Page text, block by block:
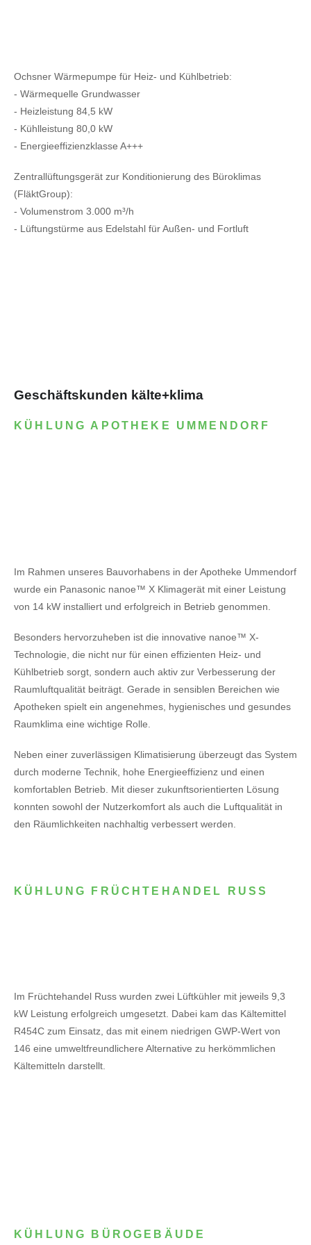
Ochsner Wärmepumpe für Heiz- und Kühlbetrieb:
- Wärmequelle Grundwasser
- Heizleistung 84,5 kW
- Kühlleistung 80,0 kW
- Energieeffizienzklasse A+++
Zentrallüftungsgerät zur Konditionierung des Büroklimas
(FläktGroup):
- Volumenstrom 3.000 m³/h
- Lüftungstürme aus Edelstahl für Außen- und Fortluft
Geschäftskunden kälte+klima
KÜHLUNG APOTHEKE UMMENDORF
Im Rahmen unseres Bauvorhabens in der Apotheke Ummendorf
wurde ein Panasonic nanoe™ X Klimagerät mit einer Leistung
von 14 kW installiert und erfolgreich in Betrieb genommen.
Besonders hervorzuheben ist die innovative nanoe™ X-
Technologie, die nicht nur für einen effizienten Heiz- und
Kühlbetrieb sorgt, sondern auch aktiv zur Verbesserung der
Raumluftqualität beiträgt. Gerade in sensiblen Bereichen wie
Apotheken spielt ein angenehmes, hygienisches und gesundes
Raumklima eine wichtige Rolle.
Neben einer zuverlässigen Klimatisierung überzeugt das System
durch moderne Technik, hohe Energieeffizienz und einen
komfortablen Betrieb. Mit dieser zukunftsorientierten Lösung
konnten sowohl der Nutzerkomfort als auch die Luftqualität in
den Räumlichkeiten nachhaltig verbessert werden.
KÜHLUNG FRÜCHTEHANDEL RUSS
Im Früchtehandel Russ wurden zwei Lüftkühler mit jeweils 9,3
kW Leistung erfolgreich umgesetzt. Dabei kam das Kältemittel
R454C zum Einsatz, das mit einem niedrigen GWP-Wert von
146 eine umweltfreundlichere Alternative zu herkömmlichen
Kältemitteln darstellt.
KÜHLUNG BÜROGEBÄUDE